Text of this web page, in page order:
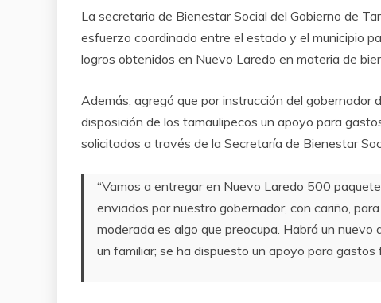
La secretaria de Bienestar Social del Gobierno de
esfuerzo coordinado entre el estado y el municipio
logros obtenidos en Nuevo Laredo en materia de
Además, agregó que por instrucción del gobernador
disposición de los tamaulipecos un apoyo para
solicitados a través de la Secretaría de Bienestar
“Vamos a entregar en Nuevo Laredo 500
enviados por nuestro gobernador, con cariño,
moderada es algo que preocupa. Habrá un
un familiar; se ha dispuesto un apoyo para gastos